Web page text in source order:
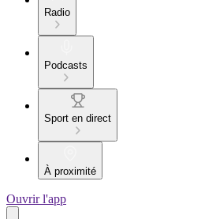
Radio
Podcasts
Sport en direct
À proximité
Ouvrir l'app